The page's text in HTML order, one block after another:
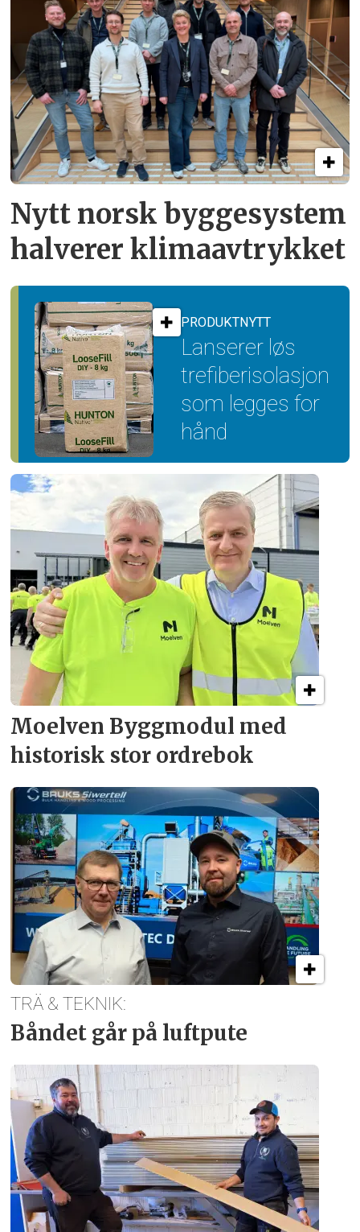
Nytt norsk byggesystem
halverer klimaavtrykket
PRODUKTNYTT
Lanserer løs
trefiber­isolasjon
som legges for
hånd
Moelven Byggmodul med
historisk stor ordrebok
TRÄ & TEKNIK:
Båndet går på luftpute